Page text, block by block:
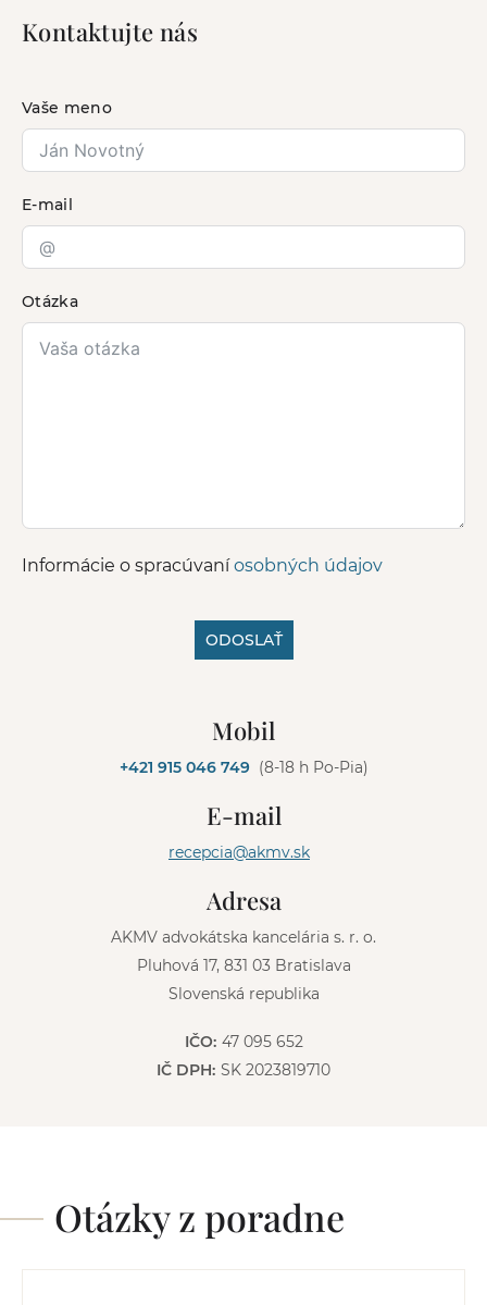
Kontaktujte nás
Vaše meno
E-mail
Otázka
Informácie o spracúvaníosobných údajov
ODOSLAŤ
Mobil
+421 915 046 749 (8-18 h Po-Pia)
E-mail
recepcia@akmv.sk
Adresa
AKMV advokátska kancelária s. r. o.
Pluhová 17, 831 03 Bratislava
Slovenská republika
IČO: 47 095 652
IČ DPH: SK 2023819710
Otázky z poradne